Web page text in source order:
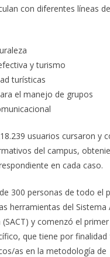
con diferentes líneas
y turismo
turísticas
el manejo de grupos
usuarios cursaron y
del campus,
en cada caso.
300 personas de todo el
herramientas del Sistema
(SACT) y comenzó el
que tiene por
as en la metodología de